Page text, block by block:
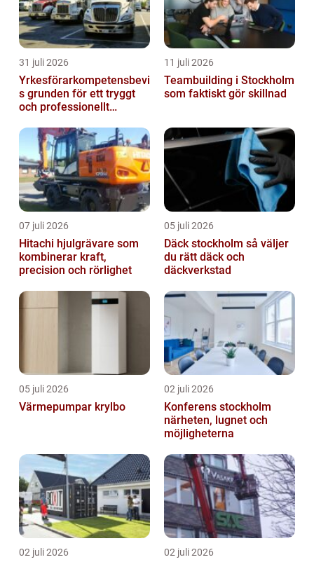
31 juli 2026
Yrkesförarkompetensbevi
s grunden för ett tryggt
och professionellt
11 juli 2026
Teambuilding i Stockholm
som faktiskt gör skillnad
07 juli 2026
Hitachi hjulgrävare som
kombinerar kraft,
precision och rörlighet
05 juli 2026
Däck stockholm så väljer
du rätt däck och
däckverkstad
05 juli 2026
Värmepumpar krylbo
02 juli 2026
Konferens stockholm
närheten, lugnet och
möjligheterna
02 juli 2026 02 juli 2026